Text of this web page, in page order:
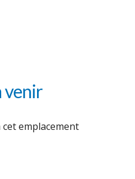
venir
emplacement